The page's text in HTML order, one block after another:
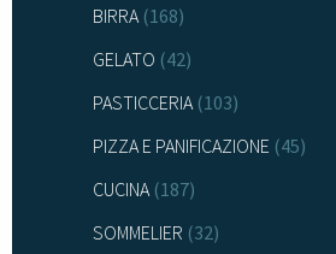
BIRRA(168)
GELATO (42)
PASTICCERIA(103)
PIZZA E PANIFICAZIONE (45)
CUCINA(187)
SOMMELIER (32)